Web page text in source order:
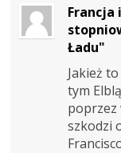
Francja
Ładu"
Jakież
tym
poprzez
szkodzi